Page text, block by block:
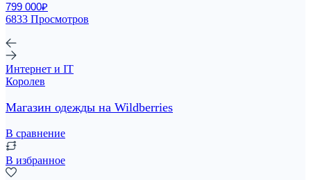
799 000₽
6833 Просмотров
Интернет и IT
Королев
Магазин одежды на Wildberries
В сравнение
В избранное